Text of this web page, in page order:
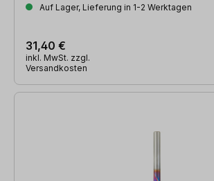
Auf Lager, Lieferung in 1-2 Werktagen
31,40 €
inkl. MwSt. zzgl.
Versandkosten